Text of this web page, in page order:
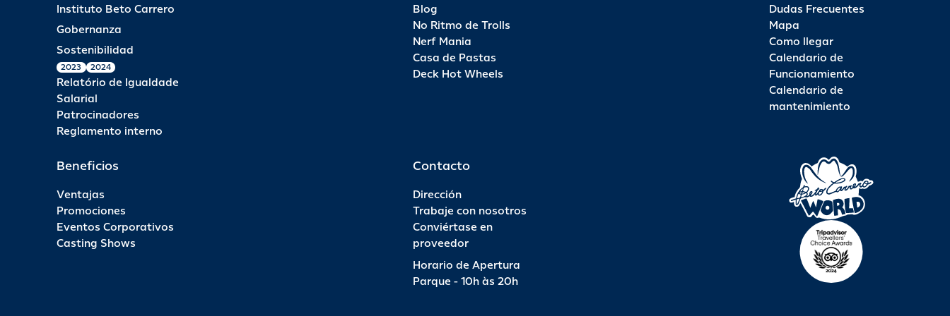
Instituto Beto Carrero
Gobernanza
Sostenibilidad
2023 2024
Relatório de Igualdade
Salarial
Patrocinadores
Reglamento interno
Blog
No Ritmo de Trolls
Nerf Mania
Casa de Pastas
Deck Hot Wheels
Dudas Frecuentes
Mapa
Como llegar
Calendario de
Funcionamiento
Calendario de
mantenimiento
Beneficios
Ventajas
Promociones
Eventos Corporativos
Casting Shows
Contacto
Dirección
Trabaje con nosotros
Conviértase en
proveedor
Horario de Apertura
Parque - 10h às 20h